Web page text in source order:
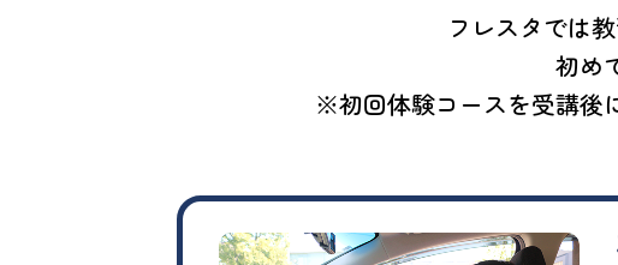
フレスタでは
初め
※初回体験コースを受講後